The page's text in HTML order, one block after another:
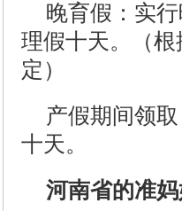
晚育假：实
理假十天。（
定）
产假期间领
十天。
河南省的准妈